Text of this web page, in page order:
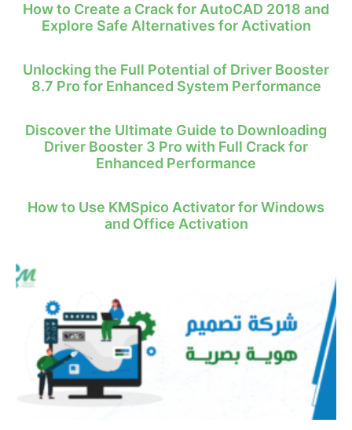
How to Create a Crack for AutoCAD 2018 and
Explore Safe Alternatives for Activation
Unlocking the Full Potential of Driver Booster
8.7 Pro for Enhanced System Performance
Discover the Ultimate Guide to Downloading
Driver Booster 3 Pro with Full Crack for
Enhanced Performance
How to Use KMSpico Activator for Windows
and Office Activation